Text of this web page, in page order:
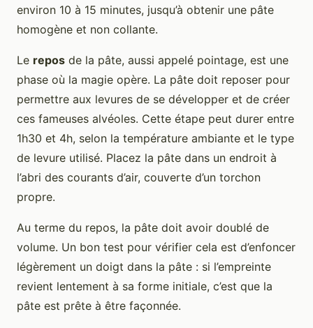
environ 10 à 15 minutes, jusqu’à obtenir une pâte
homogène et non collante.
Le repos de la pâte, aussi appelé pointage, est une
phase où la magie opère. La pâte doit reposer pour
permettre aux levures de se développer et de créer
ces fameuses alvéoles. Cette étape peut durer entre
1h30 et 4h, selon la température ambiante et le type
de levure utilisé. Placez la pâte dans un endroit à
l’abri des courants d’air, couverte d’un torchon
propre.
Au terme du repos, la pâte doit avoir doublé de
volume. Un bon test pour vérifier cela est d’enfoncer
légèrement un doigt dans la pâte : si l’empreinte
revient lentement à sa forme initiale, c’est que la
pâte est prête à être façonnée.